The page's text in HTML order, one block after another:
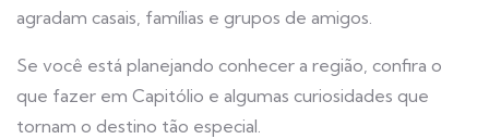
agradam casais, famílias e grupos de amigos.
Se você está planejando conhecer a região, confira o
que fazer em Capitólio e algumas curiosidades que
tornam o destino tão especial.